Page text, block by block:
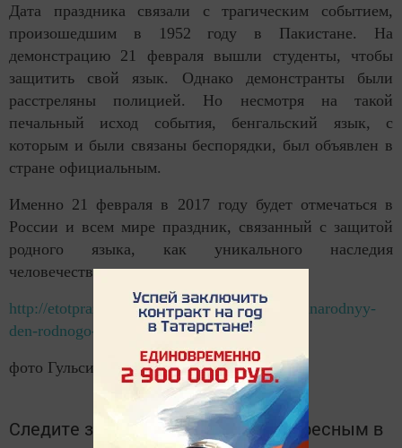
Дата праздника связали с трагическим событием,
произошедшим в 1952 году в Пакистане. На
демонстрацию 21 февраля вышли студенты, чтобы
защитить свой язык. Однако демонстранты были
расстреляны полицией. Но несмотря на такой
печальный исход события, бенгальский язык, с
которым и были связаны беспорядки, был объявлен в
стране официальным.
Именно 21 февраля в 2017 году будет отмечаться в
России и всем мире праздник, связанный с защитой
родного языка, как уникального наследия
человечества.
http://etotprazdnik.ru/den/21-fevralya-mezhdunarodnyy-
den-rodnogo-ya/
фото Гульсиры Шарифуллиной
Следите за самым важным и интересным в